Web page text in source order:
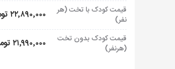
قیمت کودک با تخت (هر
نفر)
۲۲٬۸۹۰٬۰۰۰ تومان
قیمت کودک بدون تخت
(هرنفر)
۲۱٬۹۹۰٬۰۰۰ تومان